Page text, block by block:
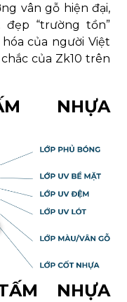
vân gỗ hiện đại,
“trường tồn”
của người Việt
của Zk10 trên
NHỰA
NHỰA